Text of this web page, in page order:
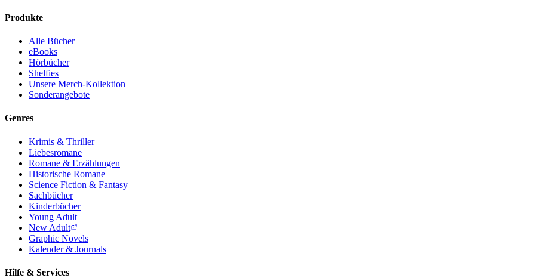
Produkte
Alle Bücher
eBooks
Hörbücher
Shelfies
Unsere Merch-Kollektion
Sonderangebote
Genres
Krimis & Thriller
Liebesromane
Romane & Erzählungen
Historische Romane
Science Fiction & Fantasy
Sachbücher
Kinderbücher
Young Adult
New Adult
Graphic Novels
Kalender & Journals
Hilfe & Services